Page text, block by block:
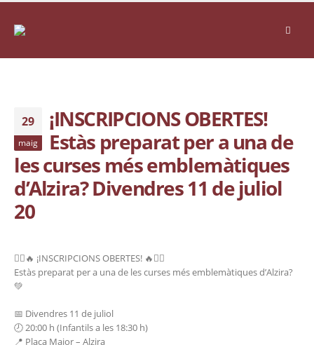
29
maig
¡INSCRIPCIONS OBERTES!
Estàs preparat per a una de
les curses més emblemàtiques
d’Alzira? Divendres 11 de juliol
20
🏃‍♂️🔥 ¡INSCRIPCIONS OBERTES! 🔥🏃‍♀️
Estàs preparat per a una de les curses més emblemàtiques d’Alzira?
💚
📅 Divendres 11 de juliol
🕗 20:00 h (Infantils a les 18:30 h)
📍 Plaça Major – Alzira